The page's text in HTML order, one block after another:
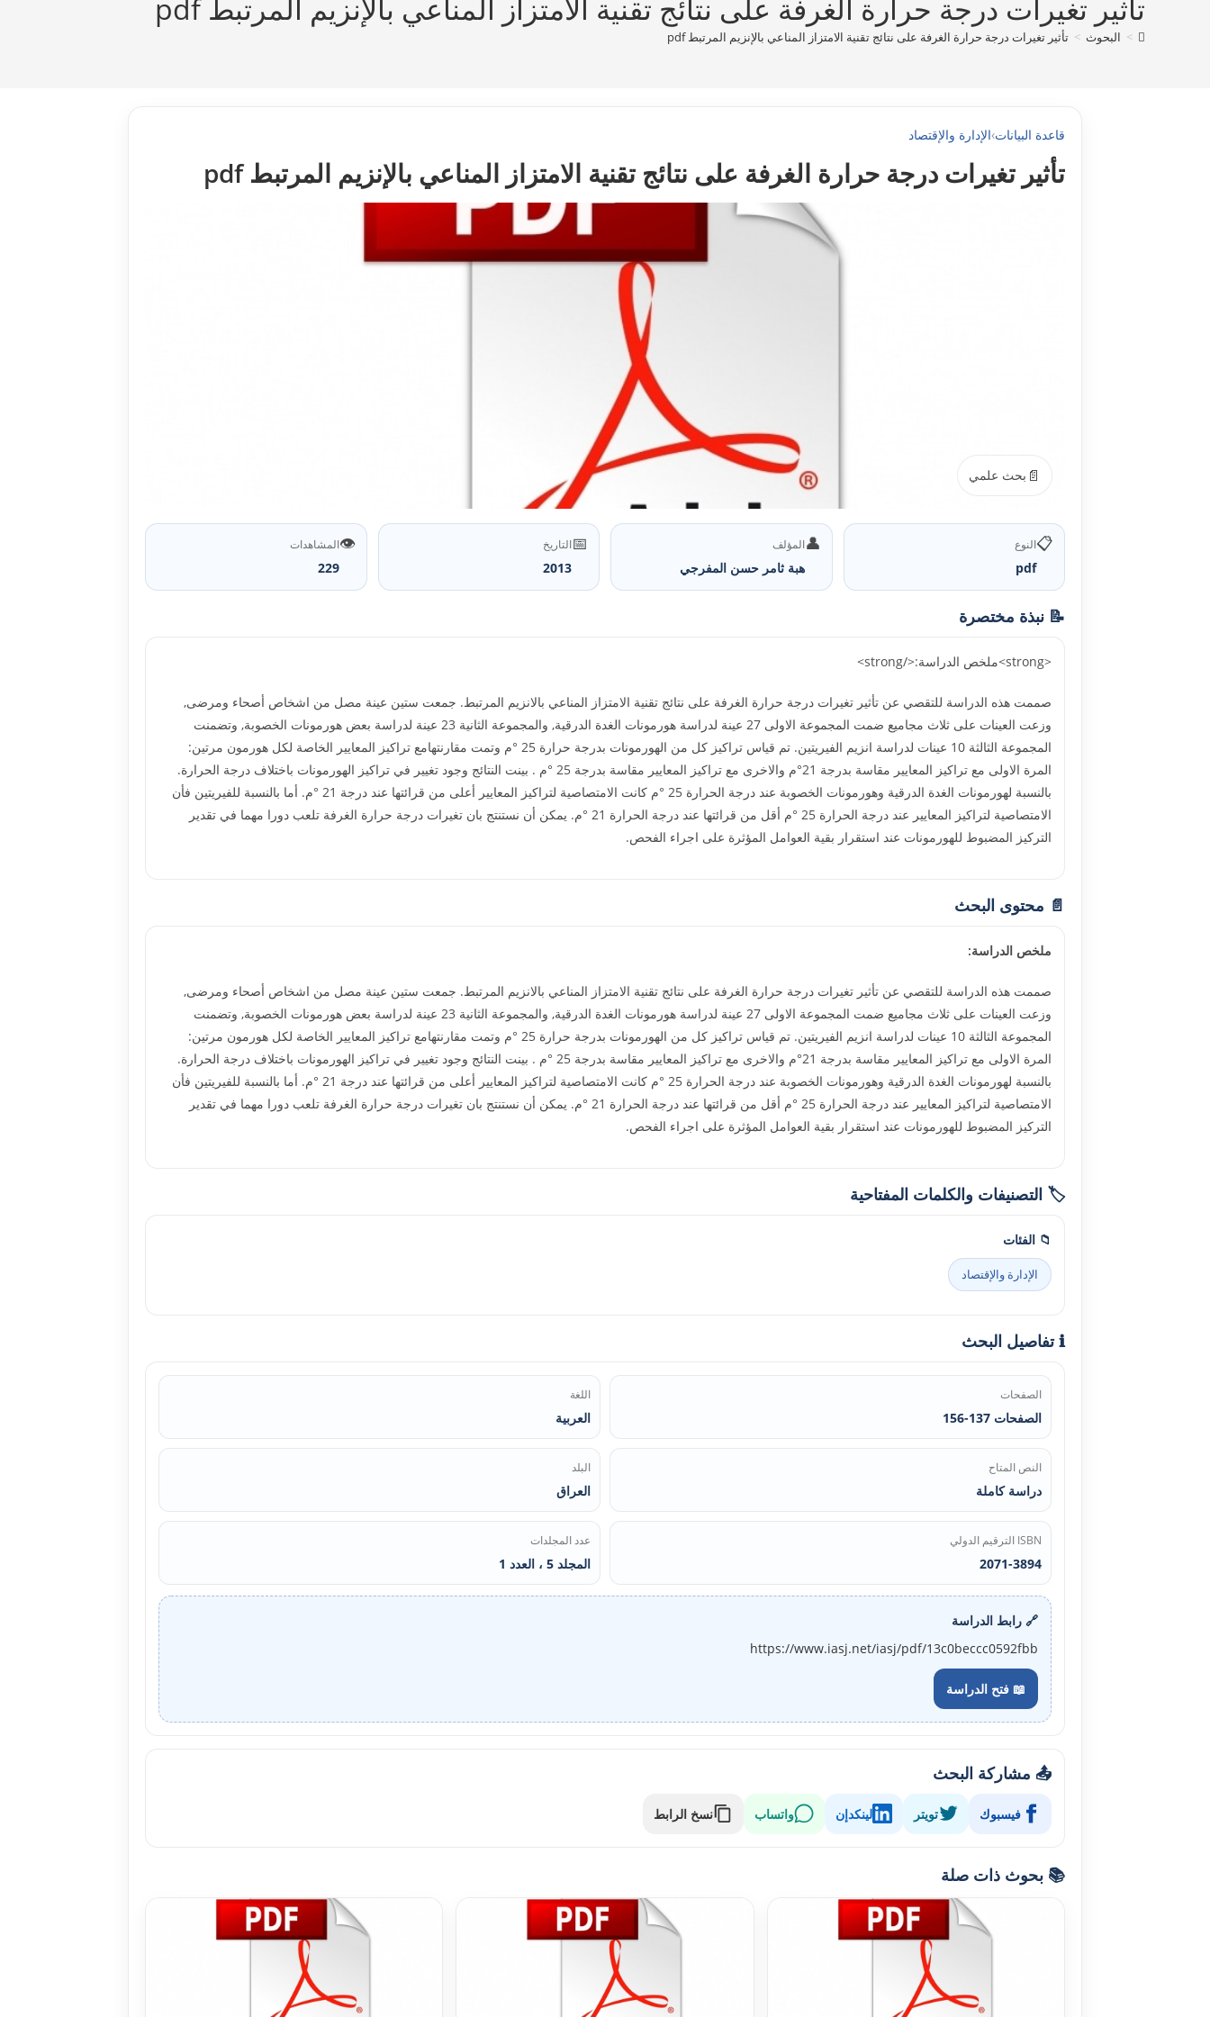
تأثير تغيرات درجة حرارة الغرفة على نتائج تقنية الامتزاز المناعي بالإنزيم المرتبط pdf
> البحوث > تأثير تغيرات درجة حرارة الغرفة على نتائج تقنية الامتزاز المناعي بالإنزيم المرتبط pdf
قاعدة البيانات›الإدارة والإقتصاد
تأثير تغيرات درجة حرارة الغرفة على نتائج تقنية الامتزاز المناعي بالإنزيم المرتبط pdf
📄 بحث علمي
📋النوع
pdf
👤المؤلف
هبة ثامر حسن المفرجي
📅التاريخ
2013
👁️المشاهدات
229
📝 نبذة مختصرة
<strong>ملخص الدراسة:</strong>
صممت هذه الدراسة للتقصي عن تأثير تغيرات درجة حرارة الغرفة على نتائج تقنية الامتزاز المناعي بالانزيم المرتبط. جمعت ستين عينة مصل من اشخاص أصحاء ومرضى,
وزعت العينات على ثلاث مجاميع ضمت المجموعة الاولى 27 عينة لدراسة هورمونات الغدة الدرقية, والمجموعة الثانية 23 عينة لدراسة بعض هورمونات الخصوبة, وتضمنت
المجموعة الثالثة 10 عينات لدراسة انزيم الفيريتين. تم قياس تراكيز كل من الهورمونات بدرجة حرارة 25 °م وتمت مقارنتهامع تراكيز المعايير الخاصة لكل هورمون مرتين:
المرة الاولى مع تراكيز المعايير مقاسة بدرجة 21°م والاخرى مع تراكيز المعايير مقاسة بدرجة 25 °م . بينت النتائج وجود تغيير في تراكيز الهورمونات باختلاف درجة الحرارة.
بالنسبة لهورمونات الغدة الدرقية وهورمونات الخصوبة عند درجة الحرارة 25 °م كانت الامتصاصية لتراكيز المعايير أعلى من قرائتها عند درجة 21 °م. أما بالنسبة للفيريتين فأن
الامتصاصية لتراكيز المعايير عند درجة الحرارة 25 °م أقل من قرائتها عند درجة الحرارة 21 °م. يمكن أن نستنتج بان تغيرات درجة حرارة الغرفة تلعب دورا مهما في تقدير
التركيز المضبوط للهورمونات عند استقرار بقية العوامل المؤثرة على اجراء الفحص.
📄 محتوى البحث
ملخص الدراسة:
صممت هذه الدراسة للتقصي عن تأثير تغيرات درجة حرارة الغرفة على نتائج تقنية الامتزاز المناعي بالانزيم المرتبط. جمعت ستين عينة مصل من اشخاص أصحاء ومرضى,
وزعت العينات على ثلاث مجاميع ضمت المجموعة الاولى 27 عينة لدراسة هورمونات الغدة الدرقية, والمجموعة الثانية 23 عينة لدراسة بعض هورمونات الخصوبة, وتضمنت
المجموعة الثالثة 10 عينات لدراسة انزيم الفيريتين. تم قياس تراكيز كل من الهورمونات بدرجة حرارة 25 °م وتمت مقارنتهامع تراكيز المعايير الخاصة لكل هورمون مرتين:
المرة الاولى مع تراكيز المعايير مقاسة بدرجة 21°م والاخرى مع تراكيز المعايير مقاسة بدرجة 25 °م . بينت النتائج وجود تغيير في تراكيز الهورمونات باختلاف درجة الحرارة.
بالنسبة لهورمونات الغدة الدرقية وهورمونات الخصوبة عند درجة الحرارة 25 °م كانت الامتصاصية لتراكيز المعايير أعلى من قرائتها عند درجة 21 °م. أما بالنسبة للفيريتين فأن
الامتصاصية لتراكيز المعايير عند درجة الحرارة 25 °م أقل من قرائتها عند درجة الحرارة 21 °م. يمكن أن نستنتج بان تغيرات درجة حرارة الغرفة تلعب دورا مهما في تقدير
التركيز المضبوط للهورمونات عند استقرار بقية العوامل المؤثرة على اجراء الفحص.
🏷️ التصنيفات والكلمات المفتاحية
📁 الفئات
الإدارة والإقتصاد
ℹ️ تفاصيل البحث
الصفحات
الصفحات 137-156
اللغة
العربية
النص المتاح
دراسة كاملة
البلد
العراق
ISBN الترقيم الدولي
2071-3894
عدد المجلدات
المجلد 5 ، العدد 1
🔗 رابط الدراسة
https://www.iasj.net/iasj/pdf/13c0beccc0592fbb
📖 فتح الدراسة
📤 مشاركة البحث
فيسبوك تويتر لينكدإن واتساب نسخ الرابط
📚 بحوث ذات صلة